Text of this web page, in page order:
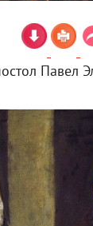
Павел